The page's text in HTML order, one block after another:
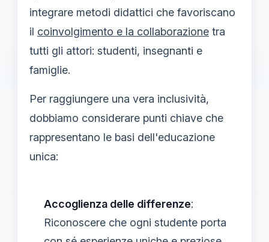
integrare metodi didattici che favoriscano
il coinvolgimento e la collaborazione tra
tutti gli attori: studenti, insegnanti e
famiglie.
Per raggiungere una vera inclusività,
dobbiamo considerare punti chiave che
rappresentano le basi dell'educazione
unica:
Accoglienza delle differenze:
Riconoscere che ogni studente porta